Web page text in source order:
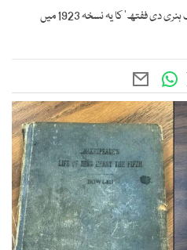
ولیم شیکسپیئر کے کھیل ’لائف آف کنگ ہنری دی ففتھ‘ کا یہ نسخہ 1923 میں